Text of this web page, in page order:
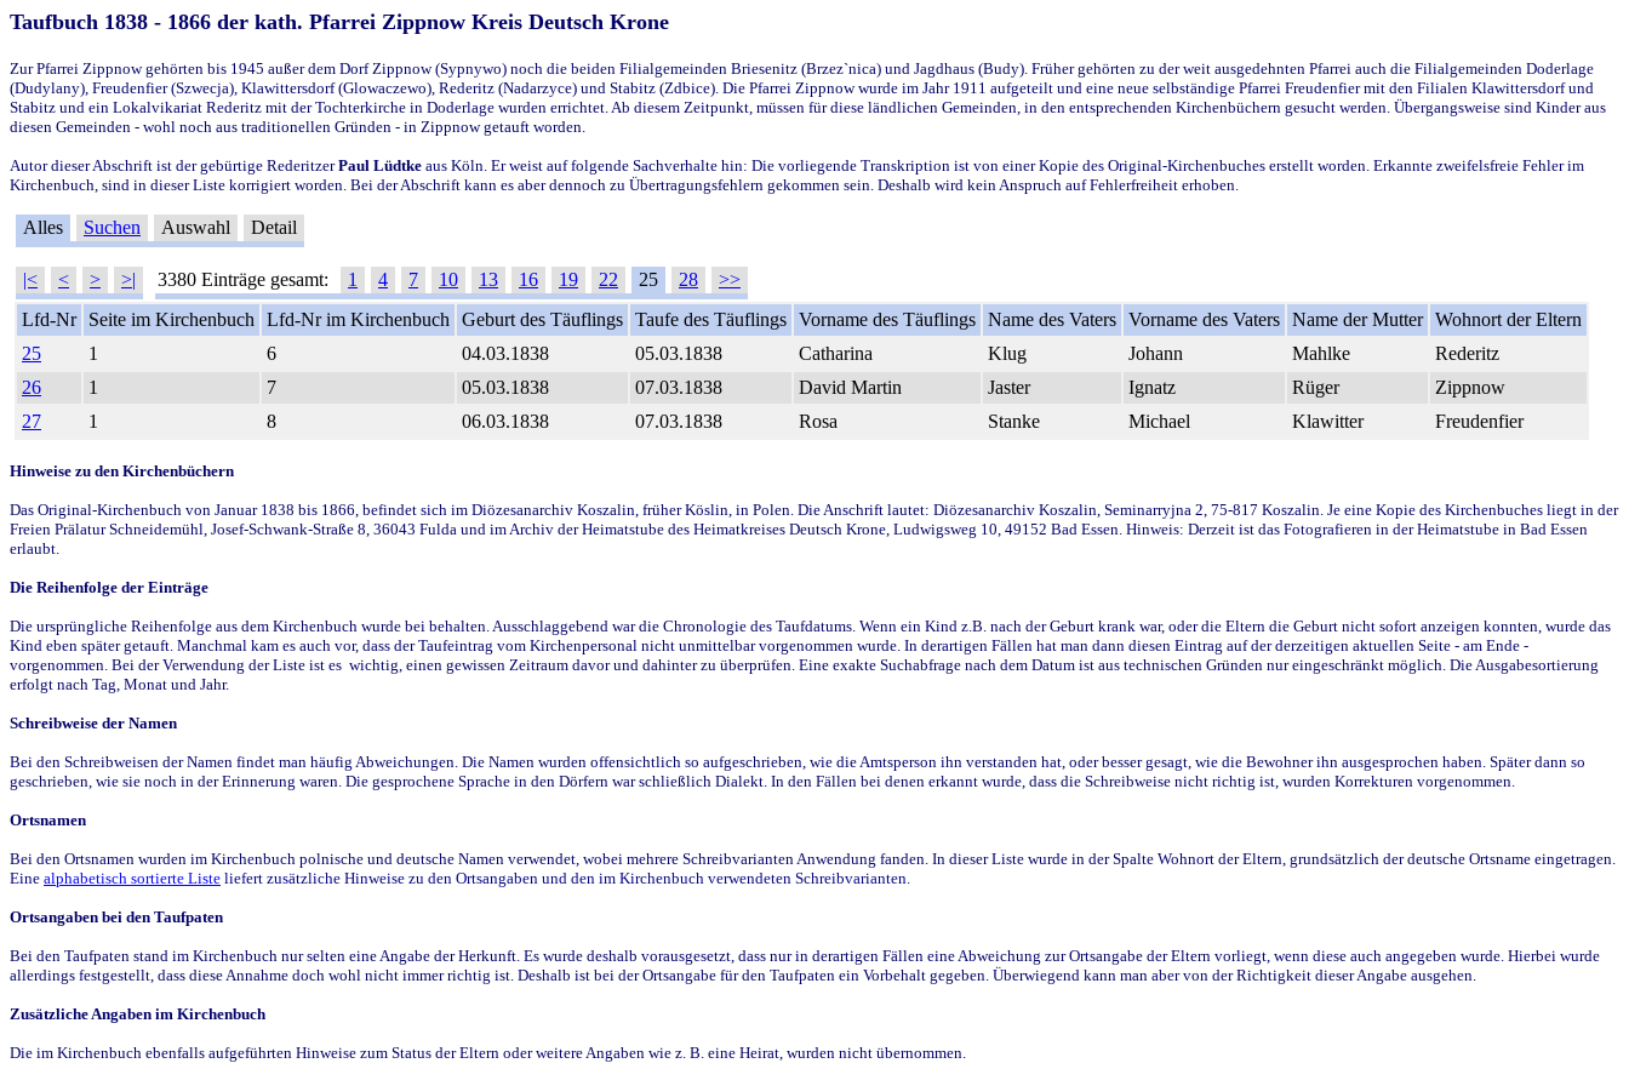
Taufbuch 1838 - 1866 der kath. Pfarrei Zippnow Kreis Deutsch Krone
Zur Pfarrei Zippnow gehörten bis 1945 außer dem Dorf Zippnow (Sypnywo) noch die beiden Filialgemeinden Briesenitz (Brzez`nica) und Jagdhaus (Budy). Früher gehörten zu der weit ausgedehnten Pfarrei auch die Filialgemeinden Doderlage
(Dudylany), Freudenfier (Szwecja), Klawittersdorf (Glowaczewo), Rederitz (Nadarzyce) und Stabitz (Zdbice). Die Pfarrei Zippnow wurde im Jahr 1911 aufgeteilt und eine neue selbständige Pfarrei Freudenfier mit den Filialen Klawittersdorf und
Stabitz und ein Lokalvikariat Rederitz mit der Tochterkirche in Doderlage wurden errichtet. Ab diesem Zeitpunkt, müssen für diese ländlichen Gemeinden, in den entsprechenden Kirchenbüchern gesucht werden. Übergangsweise sind Kinder aus
diesen Gemeinden - wohl noch aus traditionellen Gründen - in Zippnow getauft worden.
Autor dieser Abschrift ist der gebürtige RederitzerPaul Lüdtke aus Köln. Er weist auf folgende Sachverhalte hin: Die vorliegende Transkription ist von einer Kopie des Original-Kirchenbuches erstellt worden. Erkannte zweifelsfreie Fehler im
Kirchenbuch, sind in dieser Liste korrigiert worden. Bei der Abschrift kann es aber dennoch zu Übertragungsfehlern gekommen sein. Deshalb wird kein Anspruch auf Fehlerfreiheit erhoben.
Alles Suchen Auswahl Detail
|< < > >| 3380 Einträge gesamt: 1 4 7 10 13 16 19 22 25 28
>>
Lfd-Nr
Seite im Kirchenbuch Lfd-Nr im Kirchenbuch Geburt des Täuflings Taufe des Täuflings Vorname des Täuflings Name des Vaters Vorname des Vaters Name der Mutter Wohnort der Eltern
25
1 6 04.03.1838 05.03.1838 Catharina Klug Johann Mahlke
Rederitz
26
1 7 05.03.1838 07.03.1838 David Martin Jaster Ignatz Rüger
Zippnow
27
1 8 06.03.1838 07.03.1838 Rosa Stanke Michael Klawitter Freudenfier
Hinweise zu den Kirchenbüchern
Das Original-Kirchenbuch von Januar 1838 bis 1866, befindet sich im Diözesanarchiv Koszalin, früher Köslin, in Polen. Die Anschrift lautet: Diözesanarchiv Koszalin, Seminarryjna 2, 75-817 Koszalin. Je eine Kopie des Kirchenbuches liegt in der
Freien Prälatur Schneidemühl, Josef-Schwank-Straße 8, 36043 Fulda und im Archiv der Heimatstube des Heimatkreises Deutsch Krone, Ludwigsweg 10, 49152 Bad Essen. Hinweis: Derzeit ist das Fotografieren in der Heimatstube in Bad Essen
erlaubt.
Die Reihenfolge der Einträge
Die ursprüngliche Reihenfolge aus dem Kirchenbuch wurde bei behalten. Ausschlaggebend war die Chronologie des Taufdatums. Wenn ein Kind z.B. nach der Geburt krank war, oder die Eltern die Geburt nicht sofort anzeigen konnten, wurde das
Kind eben später getauft. Manchmal kam es auch vor, dass der Taufeintrag vom Kirchenpersonal nicht unmittelbar vorgenommen wurde. In derartigen Fällen hat man dann diesen Eintrag auf der derzeitigen aktuellen Seite - am Ende -
vorgenommen. Bei der Verwendung der Liste ist es wichtig, einen gewissen Zeitraum davor und dahinter zu überprüfen. Eine exakte Suchabfrage nach dem Datum ist aus technischen Gründen nur eingeschränkt möglich. Die Ausgabesortierung
erfolgt nach Tag, Monat und Jahr.
Schreibweise der Namen
Bei den Schreibweisen der Namen findet man häufig Abweichungen. Die Namen wurden offensichtlich so aufgeschrieben, wie die Amtsperson ihn verstanden hat, oder besser gesagt, wie die Bewohner ihn ausgesprochen haben. Später dann so
geschrieben, wie sie noch in der Erinnerung waren. Die gesprochene Sprache in den Dörfern war schließlich Dialekt. In den Fällen bei denen erkannt wurde, dass die Schreibweise nicht richtig ist, wurden Korrekturen vorgenommen.
Ortsnamen
Bei den Ortsnamen wurden im Kirchenbuch polnische und deutsche Namen verwendet, wobei mehrere Schreibvarianten Anwendung fanden. In dieser Liste wurde in der Spalte Wohnort der Eltern, grundsätzlich der deutsche Ortsname eingetragen.
Eine alphabetisch sortierte Liste liefert zusätzliche Hinweise zu den Ortsangaben und den im Kirchenbuch verwendeten Schreibvarianten.
Ortsangaben bei den Taufpaten
Bei den Taufpaten stand im Kirchenbuch nur selten eine Angabe der Herkunft. Es wurde deshalb vorausgesetzt, dass nur in derartigen Fällen eine Abweichung zur Ortsangabe der Eltern vorliegt, wenn diese auch angegeben wurde. Hierbei wurde
allerdings festgestellt, dass diese Annahme doch wohl nicht immer richtig ist. Deshalb ist bei der Ortsangabe für den Taufpaten ein Vorbehalt gegeben. Überwiegend kann man aber von der Richtigkeit dieser Angabe ausgehen.
Zusätzliche Angaben im Kirchenbuch
Die im Kirchenbuch ebenfalls aufgeführten Hinweise zum Status der Eltern oder weitere Angaben wie z. B. eine Heirat, wurden nicht übernommen.